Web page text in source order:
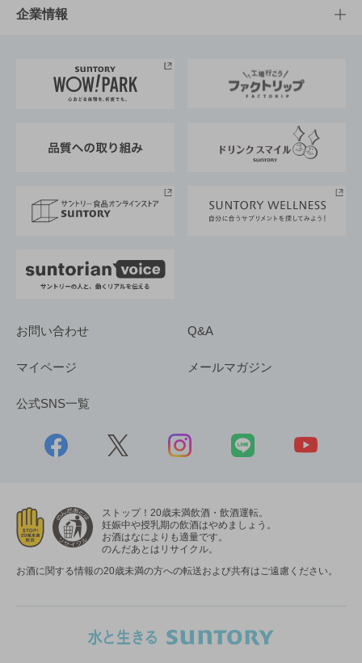
栄養成分一覧
工場見学
地域情報
サントリーホール
サントリーサンバーズ大阪
サステナビリティTOP
サントリーが考えるサステナビリティ経営
企業情報
企業概要
採用情報
お問い合わせ Q&A
マイページ メールマガジン
公式SNS一覧
ストップ！20歳未満飲酒・飲酒運転。
妊娠中や授乳期の飲酒はやめましょう。
お酒はなによりも適量です。
のんだあとはリサイクル。
お酒に関する情報の20歳未満の方への転送および共有はご遠慮ください。